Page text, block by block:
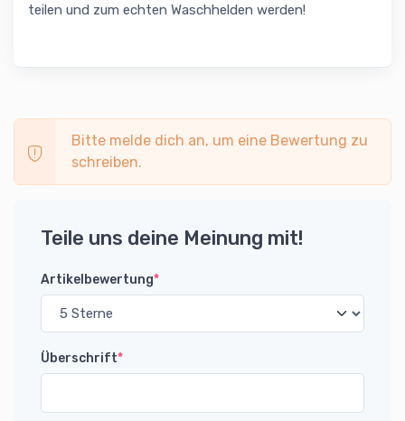
teilen und zum echten Waschhelden werden!
Bitte melde dich an, um eine Bewertung zu
schreiben.
Teile uns deine Meinung mit!
Artikelbewertung*
Überschrift*